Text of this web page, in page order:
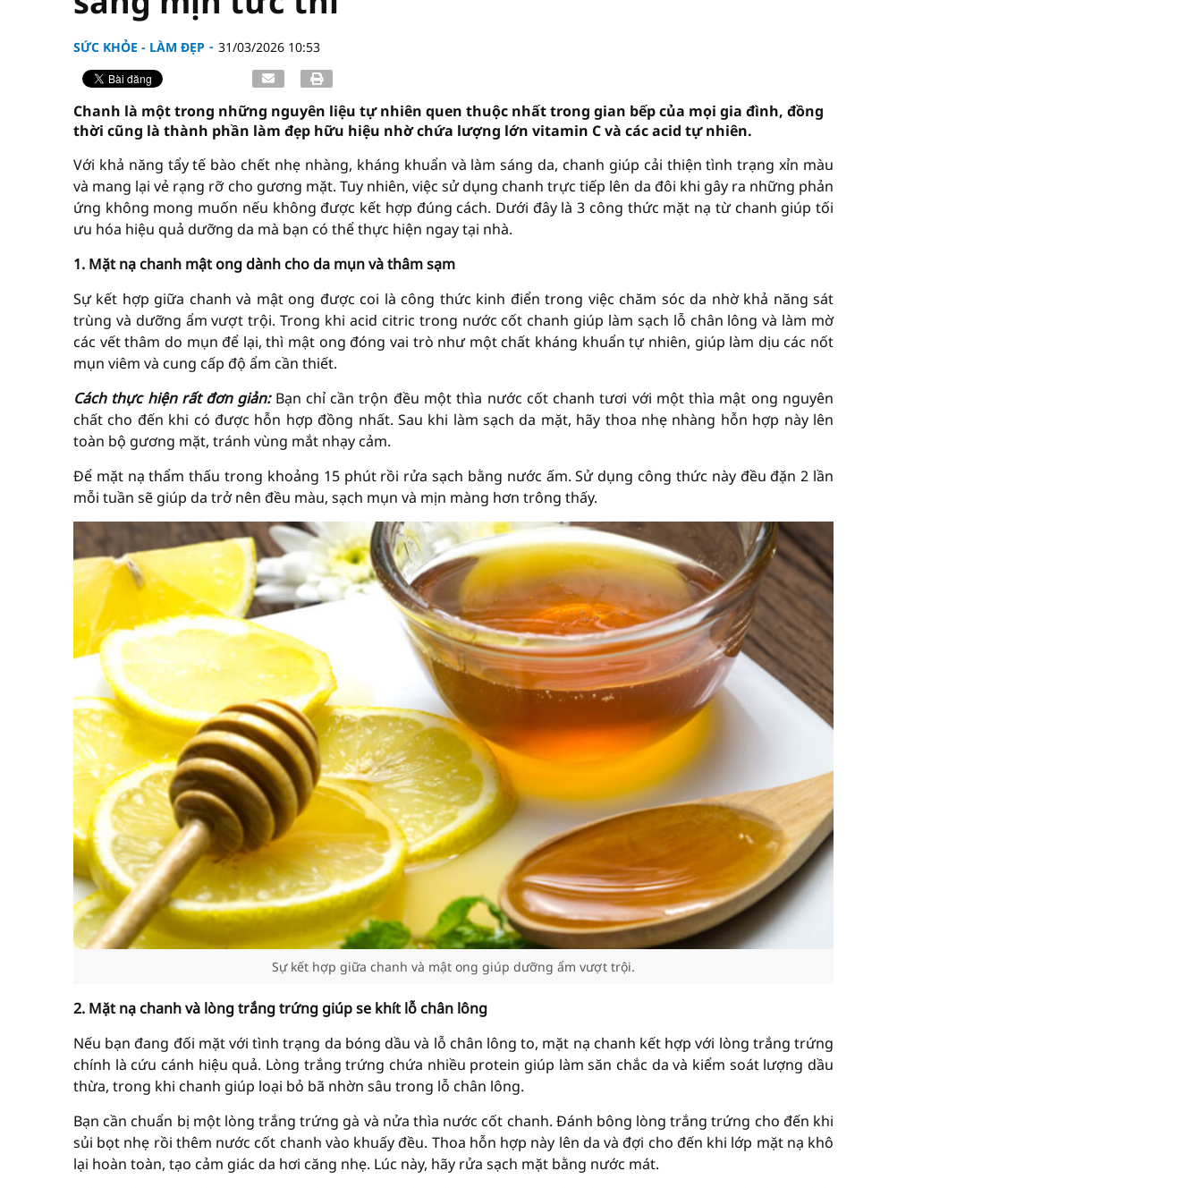
SỨC KHỎE - LÀM ĐẸP 31/03/2026 10:53
Chanh là một trong những nguyên liệu tự nhiên quen thuộc nhất trong gian bếp của mọi gia đình, đồng
thời cũng là thành phần làm đẹp hữu hiệu nhờ chứa lượng lớn vitamin C và các acid tự nhiên.
Với khả năng tẩy tế bào chết nhẹ nhàng, kháng khuẩn và làm sáng da, chanh giúp cải thiện tình trạng xỉn màu
và mang lại vẻ rạng rỡ cho gương mặt. Tuy nhiên, việc sử dụng chanh trực tiếp lên da đôi khi gây ra những phản
ứng không mong muốn nếu không được kết hợp đúng cách. Dưới đây là 3 công thức mặt nạ từ chanh giúp tối
ưu hóa hiệu quả dưỡng da mà bạn có thể thực hiện ngay tại nhà.
1. Mặt nạ chanh mật ong dành cho da mụn và thâm sạm
Sự kết hợp giữa chanh và mật ong được coi là công thức kinh điển trong việc chăm sóc da nhờ khả năng sát
trùng và dưỡng ẩm vượt trội. Trong khi acid citric trong nước cốt chanh giúp làm sạch lỗ chân lông và làm mờ
các vết thâm do mụn để lại, thì mật ong đóng vai trò như một chất kháng khuẩn tự nhiên, giúp làm dịu các nốt
mụn viêm và cung cấp độ ẩm cần thiết.
Cách thực hiện rất đơn giản:Bạn chỉ cần trộn đều một thìa nước cốt chanh tươi với một thìa mật ong nguyên
chất cho đến khi có được hỗn hợp đồng nhất. Sau khi làm sạch da mặt, hãy thoa nhẹ nhàng hỗn hợp này lên
toàn bộ gương mặt, tránh vùng mắt nhạy cảm.
Để mặt nạ thẩm thấu trong khoảng 15 phút rồi rửa sạch bằng nước ấm. Sử dụng công thức này đều đặn 2 lần
mỗi tuần sẽ giúp da trở nên đều màu, sạch mụn và mịn màng hơn trông thấy.
Sự kết hợp giữa chanh và mật ong giúp dưỡng ẩm vượt trội.
2. Mặt nạ chanh và lòng trắng trứng giúp se khít lỗ chân lông
Nếu bạn đang đối mặt với tình trạng da bóng dầu và lỗ chân lông to, mặt nạ chanh kết hợp với lòng trắng trứng
chính là cứu cánh hiệu quả. Lòng trắng trứng chứa nhiều protein giúp làm săn chắc da và kiểm soát lượng dầu
thừa, trong khi chanh giúp loại bỏ bã nhờn sâu trong lỗ chân lông.
Bạn cần chuẩn bị một lòng trắng trứng gà và nửa thìa nước cốt chanh. Đánh bông lòng trắng trứng cho đến khi
sủi bọt nhẹ rồi thêm nước cốt chanh vào khuấy đều. Thoa hỗn hợp này lên da và đợi cho đến khi lớp mặt nạ khô
lại hoàn toàn, tạo cảm giác da hơi căng nhẹ. Lúc này, hãy rửa sạch mặt bằng nước mát.